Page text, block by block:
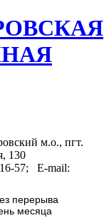
м.о., пгт.
130
16-57; E-mail:
перерыва
месяца